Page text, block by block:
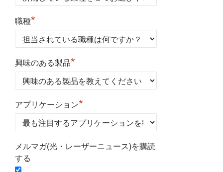
職種*
興味のある製品*
アプリケーション*
メルマガ(光・レーザーニュース)を購読
する